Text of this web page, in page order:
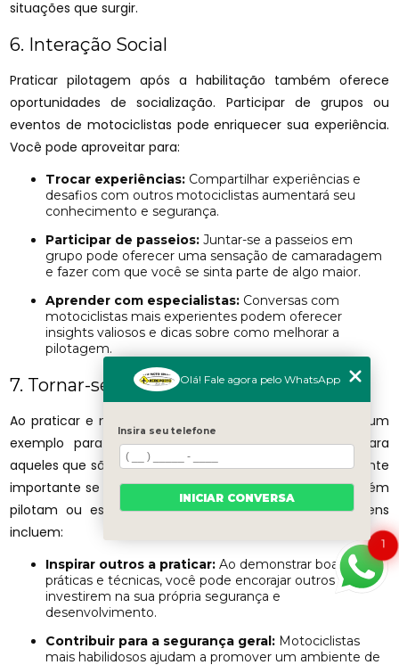
situações que surgir.
6. Interação Social
Praticar pilotagem após a habilitação também oferece
oportunidades de socialização. Participar de grupos ou
eventos de motociclistas pode enriquecer sua experiência.
Você pode aproveitar para:
Trocar experiências: Compartilhar experiências e
desafios com outros motociclistas aumentará seu
conhecimento e segurança.
Participar de passeios: Juntar-se a passeios em
grupo pode oferecer uma sensação de camaradagem
e fazer com que você se sinta parte de algo maior.
Aprender com especialistas: Conversas com
motociclistas mais experientes podem oferecer
insights valiosos e dicas sobre como melhorar a
pilotagem.
7. Tornar-se um Modelo a Ser Copiado
Ao praticar e melhorar suas habilidades, você se torna um
exemplo para outros motociclistas, especialmente para
aqueles que são novos na pilotagem. Isso é particularmente
importante se você tem amigos ou familiares que também
pilotam ou estão pensando em começar. As vantagens
incluem:
Inspirar outros a praticar: Ao demonstrar boas
práticas e técnicas, você pode encorajar outros a
investirem na sua própria segurança e
desenvolvimento.
Contribuir para a segurança geral: Motociclistas
mais habilidosos ajudam a promover um ambiente de
1
Olá! Fale agora pelo WhatsApp
Insira seu telefone
INICIAR CONVERSA